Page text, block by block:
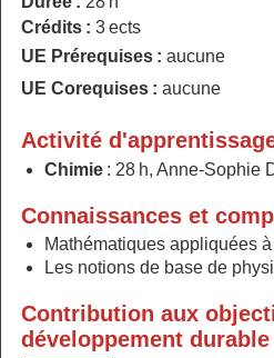
Crédits : 3 ects
UE Prérequises : aucune
UE Corequises : aucune
Activité
Chimie : 28 h, Anne-Sophie
Connaissances et
Mathématiques appliquées
Les notions de base de
Contribution aux
développement durable